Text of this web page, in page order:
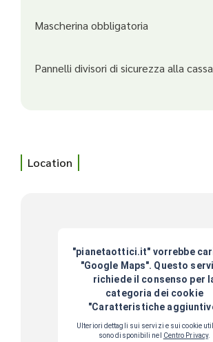
Mascherina obbligatoria
Pannelli divisori di sicurezza alla cassa
Location